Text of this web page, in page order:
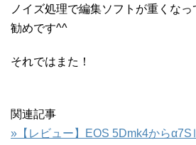
ノイズ処理で編集ソフトが重くな
勧めです^^
それではまた！
関連記事
»【レビュー】EOS 5Dmk4から